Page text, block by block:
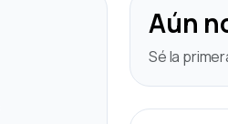
Aún
Sé la